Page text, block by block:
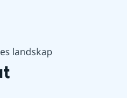
landskap